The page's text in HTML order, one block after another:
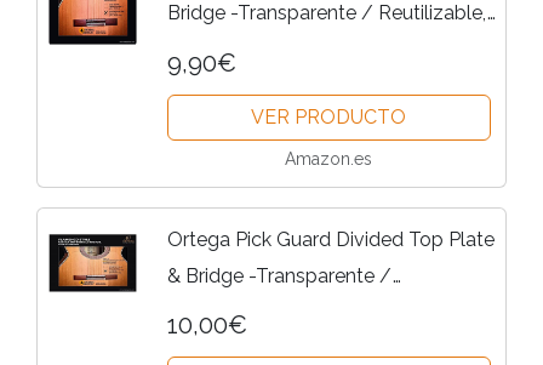
Bridge -Transparente / Reutilizable,
OERP-FLAM1
9,90€
VER PRODUCTO
Amazon.es
Ortega Pick Guard Divided Top Plate
& Bridge -Transparente /
Reutilizable, OERP-FLAM2
10,00€